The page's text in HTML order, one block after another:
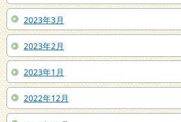
2023年3月
2023年2月
2023年1月
2022年12月